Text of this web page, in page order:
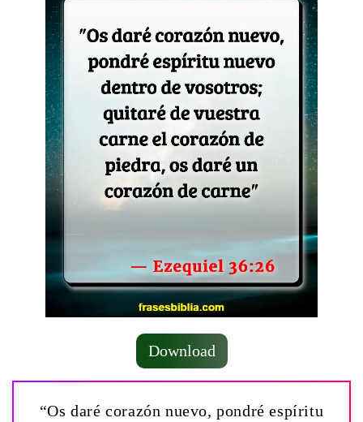
Download
“Os daré corazón nuevo, pondré espíritu